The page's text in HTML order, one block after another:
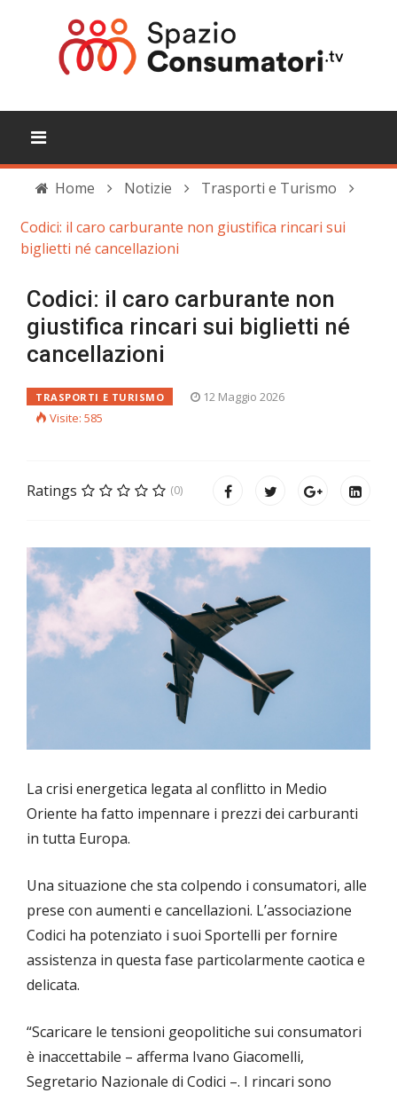
Home Notizie
Trasporti e Turismo
Codici: il caro carburante non giustifica rincari sui
biglietti né cancellazioni
Codici: il caro carburante non
giustifica rincari sui biglietti né
cancellazioni
TRASPORTI E TURISMO
12 Maggio 2026
Visite: 585
Ratings (0)
La crisi energetica legata al conflitto in Medio
Oriente ha fatto impennare i prezzi dei carburanti
in tutta Europa.
Una situazione che sta colpendo i consumatori, alle
prese con aumenti e cancellazioni. L’associazione
Codici ha potenziato i suoi Sportelli per fornire
assistenza in questa fase particolarmente caotica e
delicata.
“Scaricare le tensioni geopolitiche sui consumatori
è inaccettabile – afferma Ivano Giacomelli,
Segretario Nazionale di Codici –. I rincari sono